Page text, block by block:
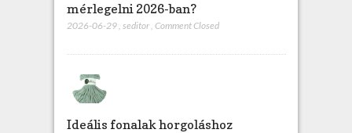
mérlegelni 2026-ban?
2026-06-29, seditor, Comment Closed
Ideális fonalak horgoláshoz